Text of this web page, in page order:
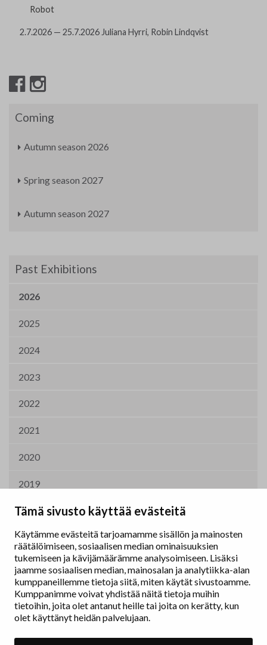
Tämä sivusto käyttää evästeitä
Käytämme evästeitä tarjoamamme sisällön ja mainosten
räätälöimiseen, sosiaalisen median ominaisuuksien
tukemiseen ja kävijämäärämme analysoimiseen. Lisäksi
jaamme sosiaalisen median, mainosalan ja analytiikka-alan
kumppaneillemme tietoja siitä, miten käytät sivustoamme.
Kumppanimme voivat yhdistää näitä tietoja muihin
tietoihin, joita olet antanut heille tai joita on kerätty, kun
olet käyttänyt heidän palvelujaan.
Robot
2.7.2026 — 25.7.2026 Juliana Hyrri, Robin Lindqvist
Coming
Autumn season 2026
Spring season 2027
Autumn season 2027
Past Exhibitions
2026
2025
2024
2023
2022
2021
2020
2019
2015
2011